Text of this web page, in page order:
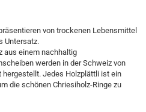
von trockenen Lebensmittel
Untersatz.
aus einem nachhaltig
werden in der Schweiz von
Jedes Holzplättli ist ein
die schönen Chriesiholz-Ringe zu